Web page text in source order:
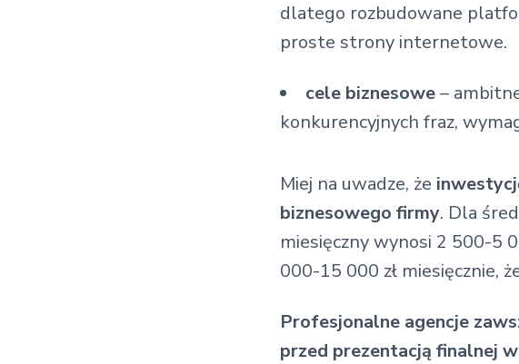
dlatego rozbudowane
proste strony internetowe.
cele biznesowe–
konkurencyjnych fraz,
Miej na uwadze, że
biznesowego firmy. Dla
miesięczny wynosi 2 500-5
000-15 000 zł miesięcznie,
Profesjonalne agencje
przed prezentacją finalnej